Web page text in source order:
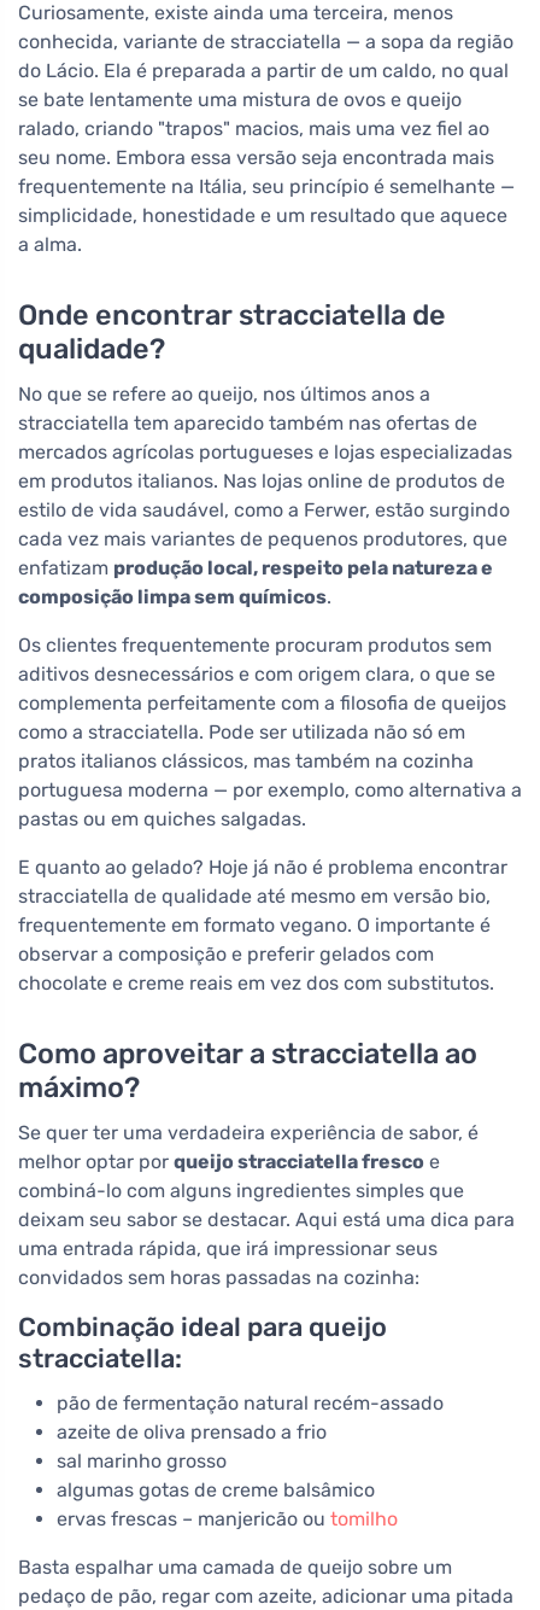
Curiosamente, existe ainda uma terceira, menos
conhecida, variante de stracciatella — a sopa da região
do Lácio. Ela é preparada a partir de um caldo, no qual
se bate lentamente uma mistura de ovos e queijo
ralado, criando "trapos" macios, mais uma vez fiel ao
seu nome. Embora essa versão seja encontrada mais
frequentemente na Itália, seu princípio é semelhante —
simplicidade, honestidade e um resultado que aquece
a alma.
Onde encontrar stracciatella de
qualidade?
No que se refere ao queijo, nos últimos anos a
stracciatella tem aparecido também nas ofertas de
mercados agrícolas portugueses e lojas especializadas
em produtos italianos. Nas lojas online de produtos de
estilo de vida saudável, como a Ferwer, estão surgindo
cada vez mais variantes de pequenos produtores, que
enfatizam produção local, respeito pela natureza e
composição limpa sem químicos.
Os clientes frequentemente procuram produtos sem
aditivos desnecessários e com origem clara, o que se
complementa perfeitamente com a filosofia de queijos
como a stracciatella. Pode ser utilizada não só em
pratos italianos clássicos, mas também na cozinha
portuguesa moderna — por exemplo, como alternativa a
pastas ou em quiches salgadas.
E quanto ao gelado? Hoje já não é problema encontrar
stracciatella de qualidade até mesmo em versão bio,
frequentemente em formato vegano. O importante é
observar a composição e preferir gelados com
chocolate e creme reais em vez dos com substitutos.
Como aproveitar a stracciatella ao
máximo?
Se quer ter uma verdadeira experiência de sabor, é
melhor optar por queijo stracciatella fresco e
combiná-lo com alguns ingredientes simples que
deixam seu sabor se destacar. Aqui está uma dica para
uma entrada rápida, que irá impressionar seus
convidados sem horas passadas na cozinha:
Combinação ideal para queijo
stracciatella:
pão de fermentação natural recém-assado
azeite de oliva prensado a frio
sal marinho grosso
algumas gotas de creme balsâmico
ervas frescas – manjericão ou tomilho
Basta espalhar uma camada de queijo sobre um
pedaço de pão, regar com azeite, adicionar uma pitada